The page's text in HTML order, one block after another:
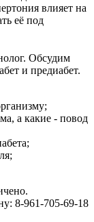
влияет на
её под
Обсудим
и предиабет.
а какие - повод
8-961-705-69-18